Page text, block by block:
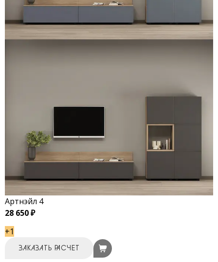
Артнэйл 4
28 650 ₽
+1
ЗАКАЗАТЬ РАСЧЕТ